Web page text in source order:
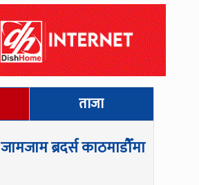
ताजा
जामजाम ब्रदर्स काठमाडौँमा